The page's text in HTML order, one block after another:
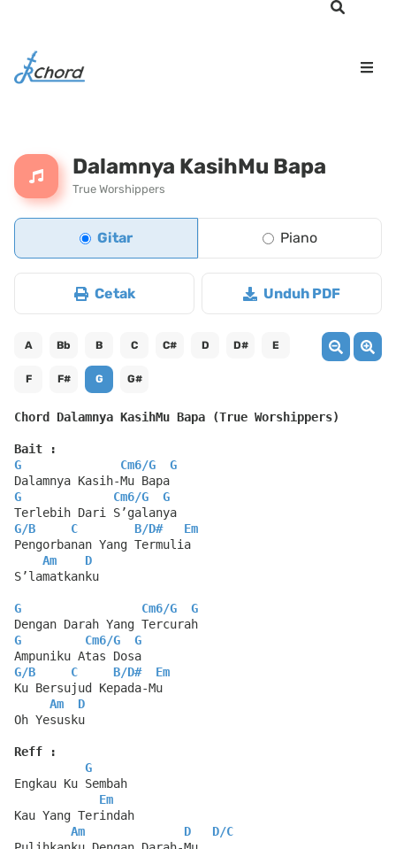
Dalamnya KasihMu Bapa
True Worshippers
Gitar Piano
Cetak Unduh PDF
A Bb B C C# D D# E
F F# G G#
Chord Dalamnya KasihMu Bapa (True Worshippers)
Bait :
G
Cm6/G
G
Dalamnya Kasih-Mu Bapa
G
Cm6/G
G
Terlebih Dari S’galanya
G/B C B/D#
Em
Pengorbanan Yang Termulia
Am
D
S’lamatkanku
G Cm6/G
G
Dengan Darah Yang Tercurah
G
Cm6/G
G
Ampuniku Atas Dosa
G/B C B/D#
Em
Ku Bersujud Kepada-Mu
Am
D
Oh Yesusku
Reff :
G
Engkau Ku Sembah
Em
Kau Yang Terindah
Am
D D/C